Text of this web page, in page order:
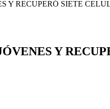
Y RECUPERÓ SIETE
Y